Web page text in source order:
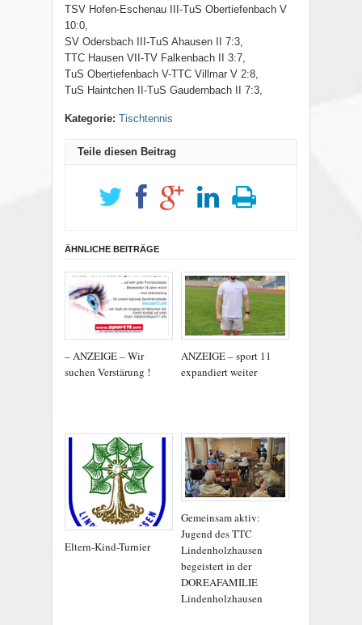
TSV Hofen-Eschenau III-TuS Obertiefenbach V
10:0,
SV Odersbach III-TuS Ahausen II 7:3,
TTC Hausen VII-TV Falkenbach II 3:7,
TuS Obertiefenbach V-TTC Villmar V 2:8,
TuS Haintchen II-TuS Gaudernbach II 7:3,
Kategorie: Tischtennis
Teile diesen Beitrag
ÄHNLICHE BEITRÄGE
– ANZEIGE – Wir
suchen Verstärung !
ANZEIGE – sport 11
expandiert weiter
Eltern-Kind-Turnier
Gemeinsam aktiv:
Jugend des TTC
Lindenholzhausen
begeistert in der
DOREAFAMILIE
Lindenholzhausen